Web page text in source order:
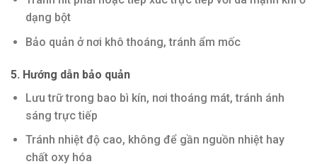
dạng bột
Bảo quản ở nơi khô thoáng, tránh ẩm mốc
5. Hướng dẫn bảo quản
Lưu trữ trong bao bì kín, nơi thoáng mát, tránh ánh
sáng trực tiếp
Tránh nhiệt độ cao, không để gần nguồn nhiệt hay
chất oxy hóa